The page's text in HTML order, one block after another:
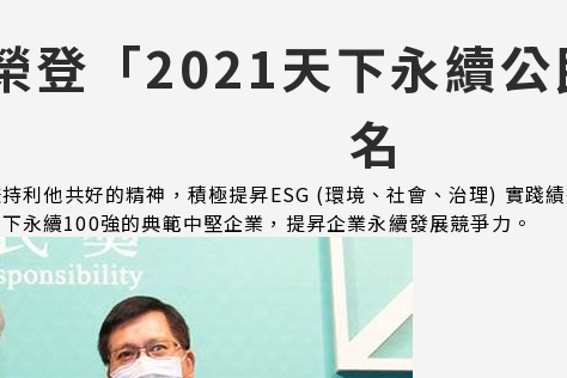
登「2021天下永續
名
利他共好的精神，積極提昇ESG (環境、社會、治理) 實踐
永續100強的典範中堅企業，提昇企業永續發展競爭力。